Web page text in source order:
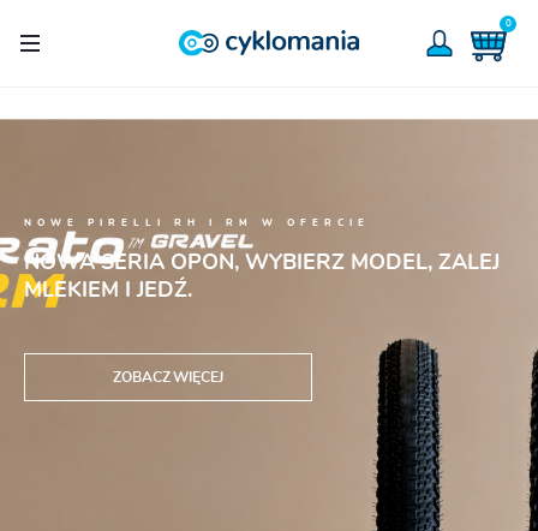
0
NOWE PIRELLI RH I RM W OFERCIE
NOWA SERIA OPON, WYBIERZ MODEL, ZALEJ
MLEKIEM I JEDŹ.
ZOBACZ WIĘCEJ
SCHWALBE CLIK
NOWY SYSTEM WENTYLI CLIK VALVE